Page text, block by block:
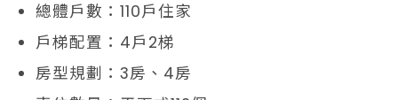
總體戶數：110戶住家
戶梯配置：4戶2梯
房型規劃：3房、4房